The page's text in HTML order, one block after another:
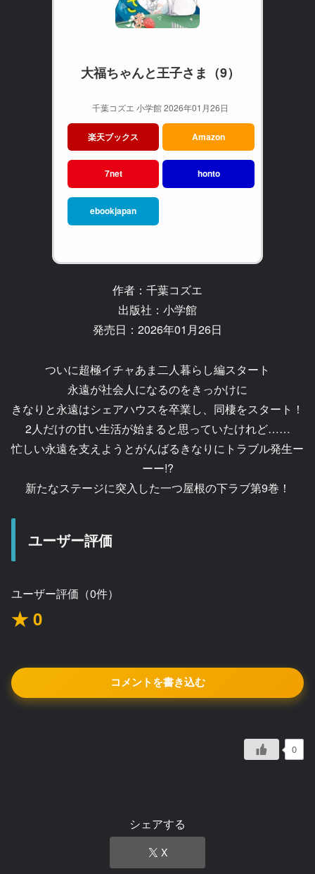
大福ちゃんと王子さま（9）
千葉コズエ 小学館 2026年01月26日
楽天ブックス Amazon
7net honto
ebookjapan
作者：千葉コズエ
出版社：小学館
発売日：2026年01月26日
ついに超極イチャあま二人暮らし編スタート
永遠が社会人になるのをきっかけに
きなりと永遠はシェアハウスを卒業し、同棲をスタート！
2人だけの甘い生活が始まると思っていたけれど……
忙しい永遠を支えようとがんばるきなりにトラブル発生ー
ーー!?
新たなステージに突入した一つ屋根の下ラブ第9巻！
ユーザー評価
ユーザー評価（0件）
★ 0
コメントを書き込む
0
シェアする
X